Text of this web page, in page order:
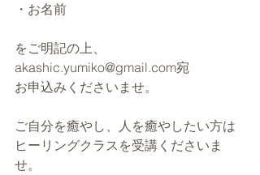
・お名前
をご明記の上、
akashic.yumiko@gmail.com宛
お申込みくださいませ。
ご自分を癒やし、人を癒やしたい方は
ヒーリングクラスを受講くださいま
せ。